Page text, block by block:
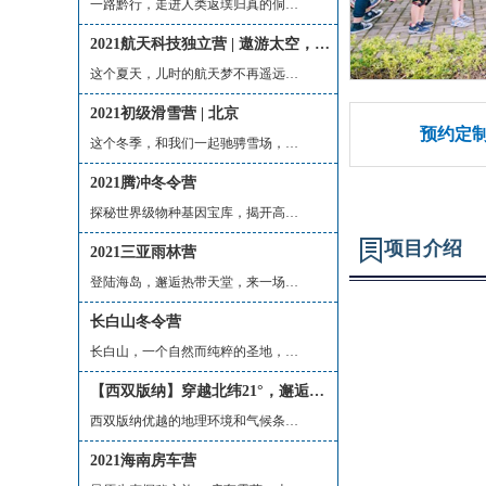
一路黔行，走进人类返璞归真的侗寨，寻...
2021航天科技独立营 | 遨游太空，筑梦未来，中国航天科技启蒙营
这个夏天，儿时的航天梦不再遥远，身临...
2021初级滑雪营 | 北京
这个冬季，和我们一起驰骋雪场，体验滑...
2021腾冲冬令营
探秘世界级物种基因宝库，揭开高黎贡山...
2021三亚雨林营
登陆海岛，邂逅热带天堂，来一场避冬之...
长白山冬令营
长白山，一个自然而纯粹的圣地，雪域探...
【西双版纳】穿越北纬21°，邂逅野象的秘境之旅
西双版纳优越的地理环境和气候条件孕育...
2021海南房车营
预约定
项目介绍